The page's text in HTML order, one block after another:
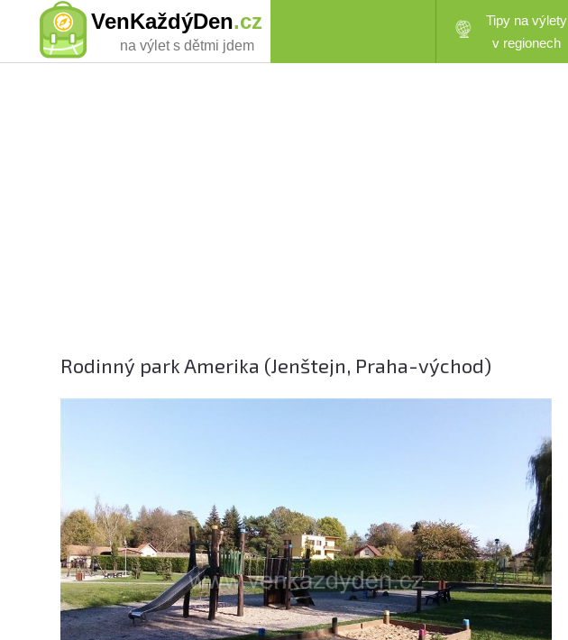
VenKaždýDen.cz
na výlet s dětmi jdem
Tipy na výlety
v regionech
Rodinný park Amerika (Jenštejn, Praha-východ)